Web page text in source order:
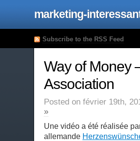
marketing-
Subscribe to the RSS Feed
Way of Money
Association
Posted on février 19th,
»
Une vidéo a été réalisée
allemande